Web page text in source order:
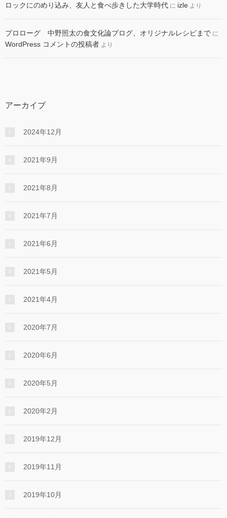
ロックにのめり込み、友人と食べ歩きした大学時代 に izle より
プロローグ 中野照太の食文化論ブログ、オリジナルレシピまで に
WordPress コメントの投稿者 より
アーカイブ
2024年12月
2021年9月
2021年8月
2021年7月
2021年6月
2021年5月
2021年4月
2020年7月
2020年6月
2020年5月
2020年2月
2019年12月
2019年11月
2019年10月